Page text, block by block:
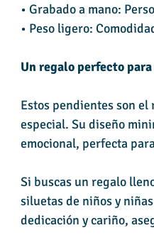
• Grabado a mano:
• Peso ligero:
Un regalo perfecto
Estos pendientes son
especial. Su diseño
emocional, perfecta
Si buscas un regalo
siluetas de niños y
dedicación y cariño,